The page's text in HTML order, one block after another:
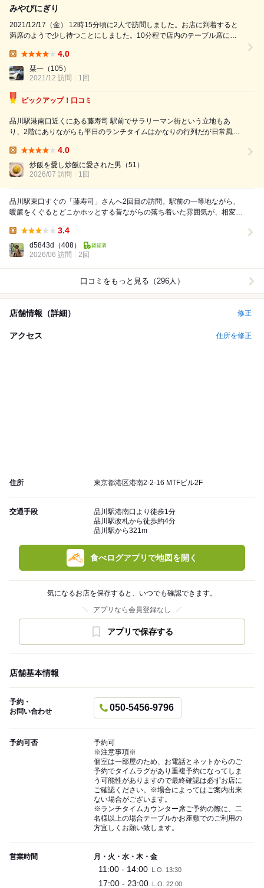
みやびにぎり
2021/12/17（金） 12時15分頃に2人で訪問しました。お店に到着すると
満席のようで少し待つことにしました。10分程で店内のテーブル席に案
1.5人前を頼みました。アルコールのメニューがないので店員さんにお酒
はあるか尋ねると、あるようなのでハイボールを注文しました。 ランチ
には味噌汁とデザートが付いています。最初に...
4.0
栞一 （105）
2021/12 訪問
1回
ピックアップ！口コミ
品川駅港南口近くにある藤寿司 駅前でサラリーマン街という立地もあ
り、2階にありながらも平日のランチタイムはかなりの行列だが日常風景
くお供させて頂きました。 私が注文したのはランチ(13時40分LO)のにし
きにぎり1,...
4.0
炒飯を愛し炒飯に愛された男 （51）
2026/07 訪問
1回
品川駅東口すぐの「藤寿司」さんへ2回目の訪問。駅前の一等地ながら、
暖簾をくぐるとどこかホッとする昔ながらの落ち着いた雰囲気が、相変わ
3.4
d5843d
（408）
2026/06 訪問
2回
口コミをもっと見る（296人）
店舗情報（詳細） 修正
アクセス 住所を修正
住所 東京都港区港南2-2-16 MTFビル2F
交通手段
品川駅港南口より徒歩1分
品川駅改札から徒歩約4分
品川駅から321m
食べログアプリで地図を開く
気になるお店を保存すると、いつでも確認できます。
アプリなら会員登録なし
アプリで保存する
店舗基本情報
予約・
お問い合わせ
050-5456-9796
予約可否
予約可
※注意事項※
個室は一部屋のため、お電話とネットからのご
予約でタイムラグがあり重複予約になってしま
う可能性がありますので最終確認は必ずお店に
ご確認ください。※場合によってはご案内出来
ない場合がございます。
※ランチタイムカウンター席ご予約の際に、二
名様以上の場合テーブルかお座敷でのご利用の
方宜しくお願い致します。
営業時間 月・火・水・木・金
11:00 - 14:00 L.O. 13:30
17:00 - 23:00 L.O. 22:00